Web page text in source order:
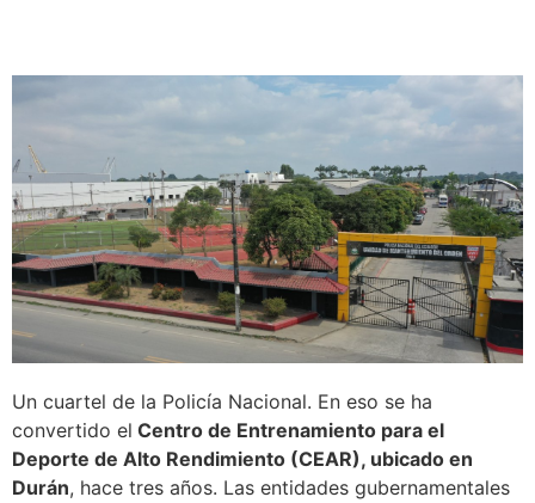
Un cuartel de la Policía Nacional. En eso se ha
convertido el Centro de Entrenamiento para el
Deporte de Alto Rendimiento (CEAR), ubicado en
Durán, hace tres años. Las entidades gubernamentales